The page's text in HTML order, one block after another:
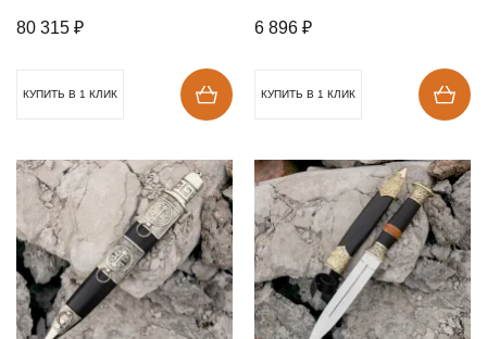
80 315 ₽
КУПИТЬ В 1 КЛИК
6 896 ₽
КУПИТЬ В 1 КЛИК